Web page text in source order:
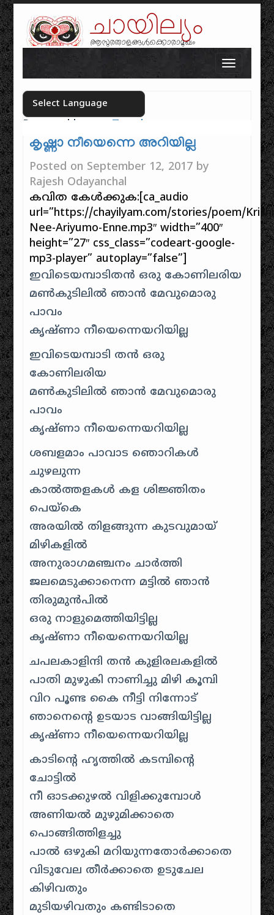
ചായില്യം
ആസുരതാളങ്ങൾക്കൊരാമുഖം
Skip to content
Toggle
Powered by Translate
കൃഷ്ണാ നീയെന്നെ അറിയില്ല
Posted on September 12, 2017 by
Rajesh Odayanchal
കവിത കേൾക്കുക:[ca_audio
url=”https://chayilyam.com/stories/poem/
Nee-Ariyumo-Enne.mp3″ width=”400″
height=”27″ css_class=”codeart-google-
mp3-player” autoplay=”false”]
ഇവിടെയമ്പാടിതന്‍ ഒരു കോണിലരിയ
മൺകുടിലില്‍ ഞാന്‍ മേവുമൊരു
പാവം
കൃഷ്ണാ നീയെന്നെയറിയില്ല
ഇവിടെയമ്പാടി തന്‍ ഒരു
കോണിലരിയ
മൺകുടിലില്‍ ഞാന്‍ മേവുമൊരു
പാവം
കൃഷ്ണാ നീയെന്നെയറിയില്ല
ശബളമാം പാവാട ഞൊറികള്‍
ചുഴലുന്ന
കാൽത്തളകള്‍ കള ശിജ്ഞിതം
പെയ്കെ
അരയില്‍ തിളങ്ങുന്ന കുടവുമായ്‌
മിഴികളില്‍
അനുരാഗമഞ്ചനം ചാര്‍ത്തി
ജലമെടുക്കാനെന്ന മട്ടില്‍ ഞാന്‍
തിരുമുന്‍പില്‍
ഒരു നാളുമെത്തിയിട്ടില്ല
കൃഷ്ണാ നീയെന്നെയറിയില്ല
ചപലകാളിന്ദി തന്‍ കുളിരലകളില്‍
പാതി മുഴുകി നാണിച്ചു മിഴി കൂമ്പി
വിറ പൂണ്ട കൈ നീട്ടി നിന്നോട്
ഞാനെന്‍റെ ഉടയാട വാങ്ങിയിട്ടില്ല
കൃഷ്ണാ നീയെന്നെയറിയില്ല
കാടിന്റെ ഹൃത്തില്‍ കടമ്പിന്റെ
ചോട്ടില്‍
നീ ഓടക്കുഴല്‍ വിളിക്കുമ്പോള്‍
അണിയല്‍ മുഴുമിക്കാതെ
പൊങ്ങിത്തിളച്ചു
പാല്‍ ഒഴുകി മറിയുന്നതോര്‍ക്കാതെ
വിടുവേല തീര്‍ക്കാതെ ഉടുചേല
കിഴിവതും
മുടിയഴിവതും കണ്ടിടാതെ